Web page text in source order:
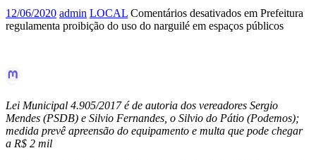
12/06/2020 admin LOCAL Comentários desativados em Prefeitura
regulamenta proibição do uso do narguilé em espaços públicos
Lei Municipal 4.905/2017 é de autoria dos vereadores Sergio
Mendes (PSDB) e Silvio Fernandes, o Silvio do Pátio (Podemos);
medida prevê apreensão do equipamento e multa que pode chegar
a R$ 2 mil